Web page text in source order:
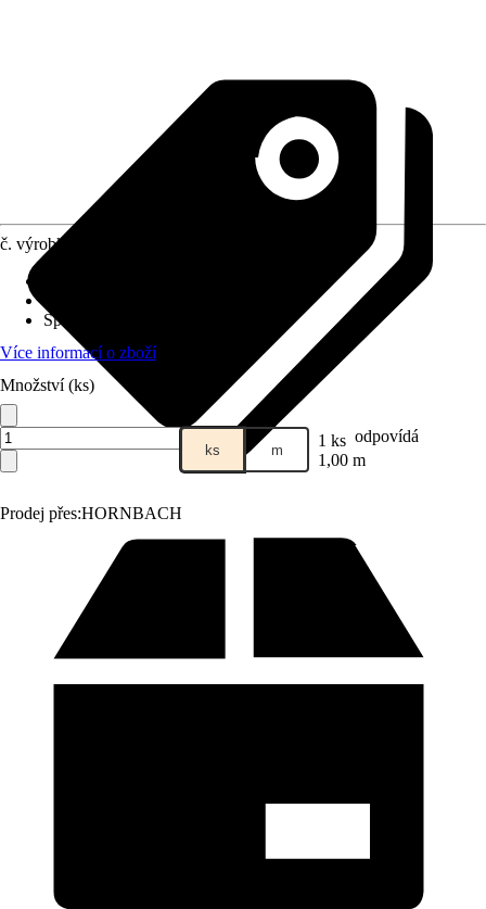
Prodej přes:HORNBACH
č. výrobku
Specifikace materiálu
Více informací o zboží
Množství (ks)
ks m 1 ks odpovídá
1,00 m